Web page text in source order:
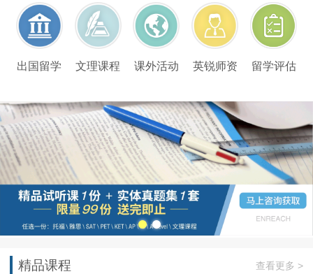
出国留学 文理课程 课外活动 英锐师资 留学评估
精品课程 查看更多 >